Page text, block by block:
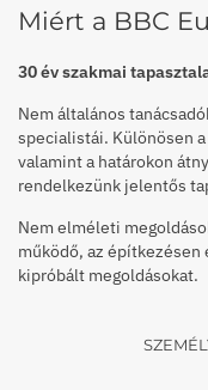
Miért a BBC
30 év szakmai
Nem általános
specialistái. Különösen
valamint a határokon
rendelkezünk jelentős
Nem elméleti
működő, az építkezésen
kipróbált megoldásokat.